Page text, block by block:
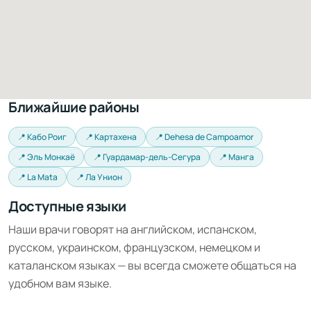
Ближайшие районы
📍 Кабо Роиг 📍 Картахена
📍 Dehesa de Campoamor
📍 Эль Монкаё
📍 Гуардамар-дель-Сегура
📍 Манга
📍 La Mata
📍 Ла Унион
Доступные языки
Наши врачи говорят на английском, испанском,
русском, украинском, французском, немецком и
каталанском языках — вы всегда сможете общаться на
удобном вам языке.